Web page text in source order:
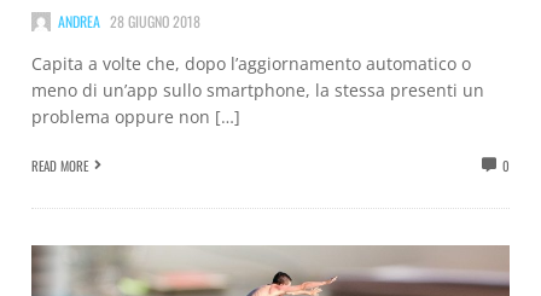
ANDREA 28 GIUGNO 2018
Capita a volte che, dopo l’aggiornamento automatico o
meno di un’app sullo smartphone, la stessa presenti un
problema oppure non […]
READ MORE 0